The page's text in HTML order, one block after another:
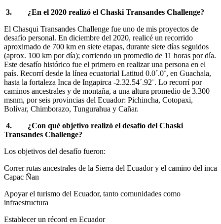
3. ¿En el 2020 realizó el Chaski Transandes Challenge?
El Chasqui Transandes Challenge fue uno de mis proyectos de
desafío personal. En diciembre del 2020, realicé un recorrido
aproximado de 700 km en siete etapas, durante siete días seguidos
(aprox. 100 km por día); corriendo un promedio de 11 horas por día.
Este desafío histórico fue el primero en realizar una persona en el
país. Recorrí desde la línea ecuatorial Latitud 0.0´.0¨, en Guachala,
hasta la fortaleza Inca de Ingapirca -2.32.54´.92¨. Lo recorrí por
caminos ancestrales y de montaña, a una altura promedio de 3.300
msnm, por seis provincias del Ecuador: Pichincha, Cotopaxi,
Bolívar, Chimborazo, Tungurahua y Cañar.
4. ¿Con qué objetivo realizó el desafío del Chaski
Transandes Challenge?
Los objetivos del desafío fueron:
Correr rutas ancestrales de la Sierra del Ecuador y el camino del inca
Capac Ñan
Apoyar el turismo del Ecuador, tanto comunidades como
infraestructura
Establecer un récord en Ecuador